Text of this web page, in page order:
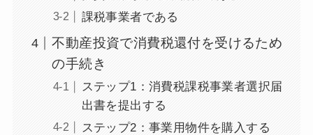
課税事業者である
不動産投資で消費税還付を受けるため
の手続き
ステップ1：消費税課税事業者選択届
出書を提出する
ステップ2：事業用物件を購入する